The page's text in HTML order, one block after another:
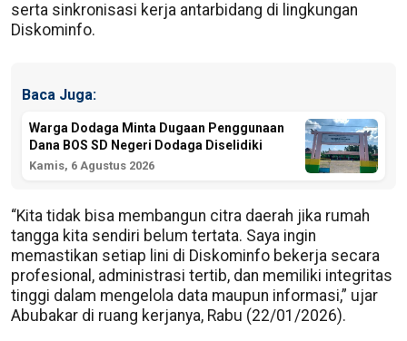
serta sinkronisasi kerja antarbidang di lingkungan
Diskominfo.
Baca Juga:
Warga Dodaga Minta Dugaan Penggunaan
Dana BOS SD Negeri Dodaga Diselidiki
Kamis, 6 Agustus 2026
“Kita tidak bisa membangun citra daerah jika rumah
tangga kita sendiri belum tertata. Saya ingin
memastikan setiap lini di Diskominfo bekerja secara
profesional, administrasi tertib, dan memiliki integritas
tinggi dalam mengelola data maupun informasi,” ujar
Abubakar di ruang kerjanya, Rabu (22/01/2026).